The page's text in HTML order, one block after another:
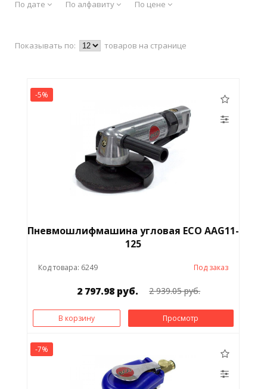
По дате По алфавиту По цене
Показывать по: товаров на странице
-5%
Пневмошлифмашина угловая ЕСО ААG11-
125
Код товара: 6249 Под заказ
2 797.98 руб. 2 939.05 руб.
В корзину Просмотр
-7%